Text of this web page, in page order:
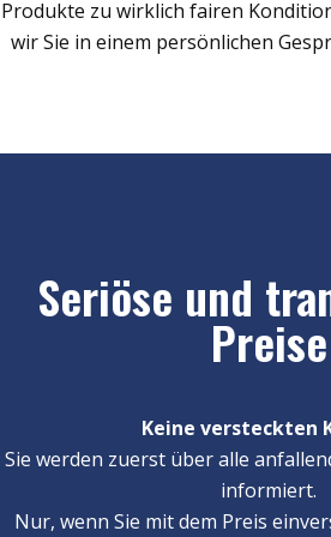
Produkte zu wirklich fairen
wir Sie in einem persönlichen
Seriöse und
Preise
Keine versteckten
Sie werden zuerst über alle
informiert.
Nur, wenn Sie mit dem Preis